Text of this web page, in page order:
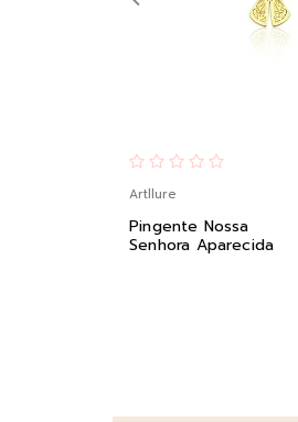
Artllure
Pingente Nossa
Senhora Aparecida